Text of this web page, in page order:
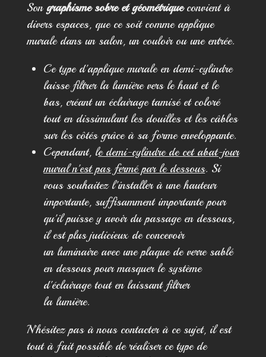
Son graphisme sobre et géométriqueconvient à
divers espaces, que ce soit comme applique
murale dans un salon, un couloir ou une entrée.
Ce type d'applique murale en demi-cylindre
laisse filtrer la lumière vers le haut et le
bas, créant un éclairage tamisé et coloré
tout en dissimulant les douilles et les câbles
sur les côtés grâce à sa forme enveloppante.
Cependant, le demi-cylindre de cet abat-jour
mural n'est pas fermé par le dessous. Si
vous souhaitez l'installer à une hauteur
importante, suffisamment importante pour
qu'il puisse y avoir du passage en dessous,
il est plus judicieux de concevoir
un luminaire avec une plaque de verre sablé
en dessous pour masquer le système
d'éclairage tout en laissant filtrer
la lumière.
N'hésitez pas à nous contacter à ce sujet, il est
tout à fait possible de réaliser ce type de